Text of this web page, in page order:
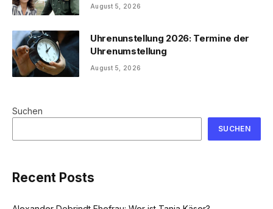
August 5, 2026
Uhrenunstellung 2026: Termine der
Uhrenumstellung
August 5, 2026
Suchen
SUCHEN
Recent Posts